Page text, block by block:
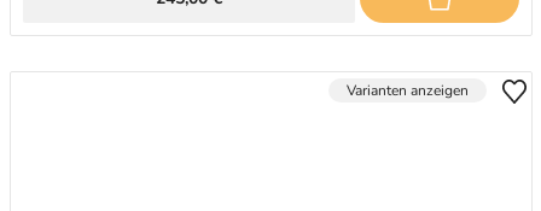
Varianten anzeigen